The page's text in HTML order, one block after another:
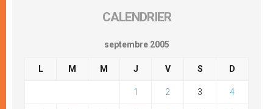
CALENDRIER
septembre 2005
L M M J V S D
1 2 3 4